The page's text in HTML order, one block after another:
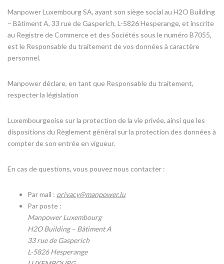
Manpower Luxembourg SA, ayant son siège social au H2O Building
– Bâtiment A, 33 rue de Gasperich, L-5826 Hesperange, et inscrite
au Registre de Commerce et des Sociétés sous le numéro B7055,
est le Responsable du traitement de vos données à caractère
personnel.
Manpower déclare, en tant que Responsable du traitement,
respecter la législation
Luxembourgeoise sur la protection de la vie privée, ainsi que les
dispositions du Règlement général sur la protection des données à
compter de son entrée en vigueur.
En cas de questions, vous pouvez nous contacter :
Par mail : privacy@manpower.lu
Par poste :
Manpower Luxembourg
H2O Building – Bâtiment A
33 rue de Gasperich
L-5826 Hesperange